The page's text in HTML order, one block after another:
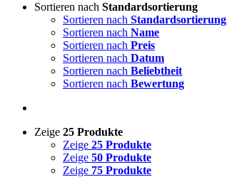
Sortieren nach Standardsortierung
Sortieren nach Standardsortierung
Sortieren nach Name
Sortieren nach Preis
Sortieren nach Datum
Sortieren nach Beliebtheit
Sortieren nach Bewertung
Zeige 25 Produkte
Zeige 25 Produkte
Zeige 50 Produkte
Zeige 75 Produkte